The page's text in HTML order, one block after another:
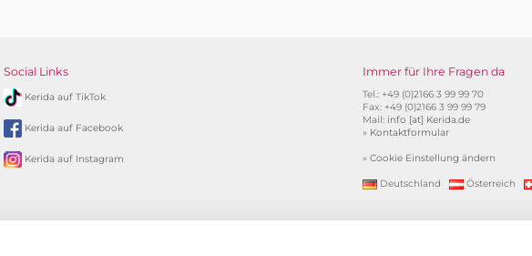
Social Links
Kerida auf TikTok
Kerida auf Facebook
Kerida auf Instagram
Immer für Ihre Fragen da
Tel.: +49 (0)2166 3 99 99 70
Fax: +49 (0)2166 3 99 99 79
Mail: info [at] Kerida.de
» Kontaktformular
» Cookie Einstellung ändern
Deutschland Österreich